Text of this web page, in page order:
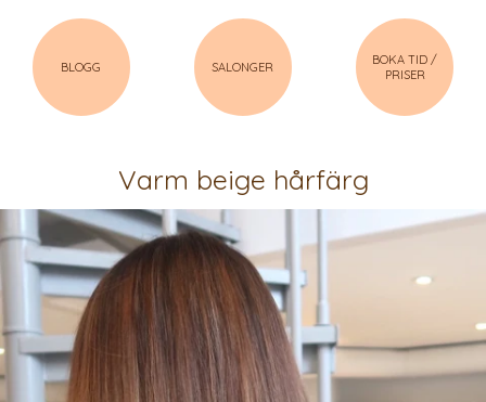
BLOGG SALONGER
BOKA TID /
PRISER
Varm beige hårfärg